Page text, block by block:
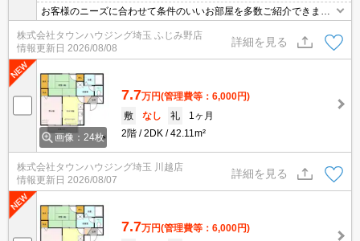
お客様のニーズに合わせて条件のいいお部屋を多数ご紹介できます♪
情報数No.1のタウンハウジングまで是非お問い合わせください！
株式会社タウンハウジング埼玉 ふじみ野店
情報更新日 2026/08/08
詳細を見る
画像：24枚
7.7万円(管理費等：6,000円)
敷
なし 礼
1ヶ月
2階
2DK 42.11m²
株式会社タウンハウジング埼玉 川越店
情報更新日 2026/08/07
詳細を見る
7.7万円(管理費等：6,000円)